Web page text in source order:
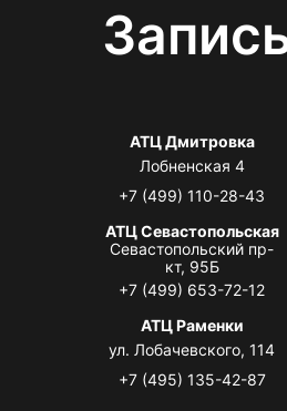
АТЦ Дмитровка
Лобненская 4
+7 (499) 110-28-43
АТЦ Севастопольская
Севастопольский пр-
кт, 95Б
+7 (499) 653-72-12
АТЦ Раменки
ул. Лобачевского, 114
+7 (495) 135-42-87